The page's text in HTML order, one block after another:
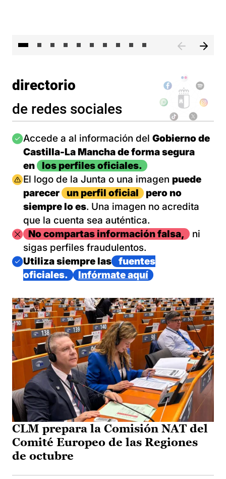
directorio
de redes sociales
Imagen
Accede a al información del Gobierno de
Castilla-La Mancha de forma segura
en
los perfiles oficiales.
Imagen
El logo de la Junta o una imagen puede
parecer
un perfil oficial
pero no
siempre lo es. Una imagen no acredita
que la cuenta sea auténtica.
ImagenNo compartas información falsa,
ni
sigas perfiles fraudulentos.
Imagen
Utiliza siempre las
fuentes
oficiales.
Infórmate aquí
CLM prepara la Comisión NAT del
Comité Europeo de las Regiones
de octubre